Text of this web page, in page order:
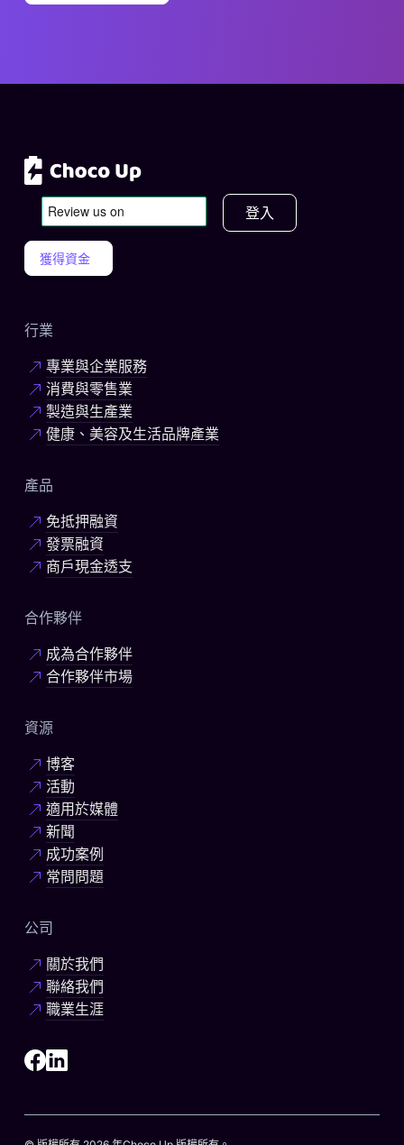
登入
獲得資金
行業
專業與企業服務
消費與零售業
製造與生產業
健康、美容及生活品牌產業
產品
免抵押融資
發票融資
商戶現金透支
合作夥伴
成為合作夥伴
合作夥伴市場
資源
博客
活動
適用於媒體
新聞
成功案例
常問問題
公司
關於我們
聯絡我們
職業生涯